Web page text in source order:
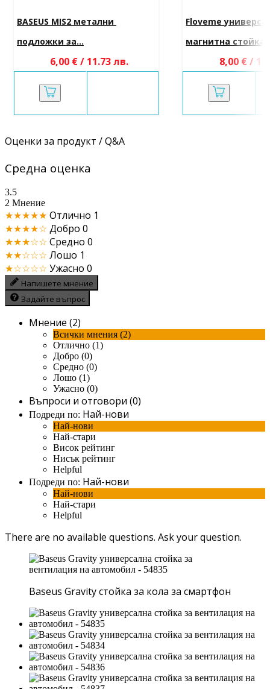
BASEUS MIS2 метални
подложки за...
6,00 € / 11.73 лв.
Floveme
магнитна
8,00 € /
Оценки за продукт / Q&A
Средна оценка
3.5
2 Мнение
★★★★★ Отлично 1
★★★★☆ Добро 0
★★★☆☆ Средно 0
★★☆☆☆ Лошо 1
★☆☆☆☆ Ужасно 0
Напишете мнение
Задайте въпрос
Мнение (2)
Всички мнения (2)
Отлично (1)
Добро (0)
Средно (0)
Лошо (1)
Ужасно (0)
Въпроси и отговори (0)
Подреди по: Най-нови
Най-нови
Най-стари
Висок рейтинг
Нисък рейтинг
Helpful
Подреди по: Най-нови
Най-нови
Най-стари
Helpful
There are no available questions. Ask your question.
Baseus Gravity стойка за кола за смартфон